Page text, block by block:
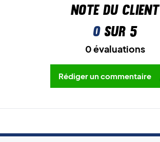
Note du client
0sur 5
0 évaluations
Rédiger un commentaire